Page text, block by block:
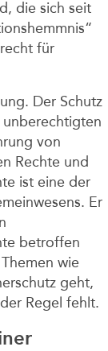
die sich seit
für
Der Schutz
von
Rechte und
ist eine der
Er
betroffen
wie
geht,
Regel fehlt.